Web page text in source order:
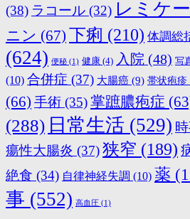
(38) ラコール (32) レミケ
ニン (67) 下痢 (210) 体調総
(624) 便秘 (1) 健康 (4) 入院 (48) 写
(10) 合併症 (37) 大腸癌 (9) 帯状疱疹
(66) 手術 (35)掌蹠膿疱症
(288) 日常生活 (529)
瘍性大腸炎 (37)狭窄 (189)
絶食 (34) 自律神経失調 (10) 薬
事 (552) 高血圧 (1)